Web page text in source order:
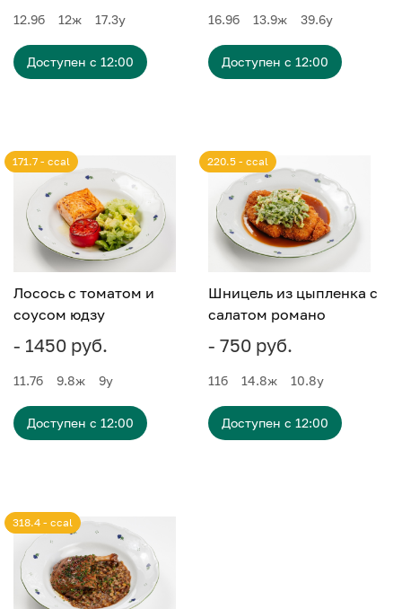
12.9б 12ж 17.3у
Доступен с 12:00
16.9б 13.9ж 39.6у
Доступен с 12:00
Лосось с томатом и
соусом юдзу
- 1450 руб.
171.7 - ccal
11.7б 9.8ж 9у
Доступен с 12:00
Шницель из цыпленка с
салатом романо
- 750 руб.
220.5 - ccal
11б 14.8ж 10.8у
Доступен с 12:00
318.4 - ccal